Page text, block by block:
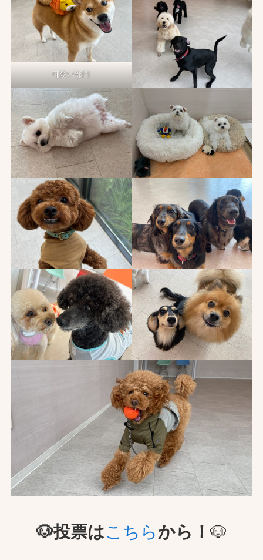
可愛い部門
🐶投票はこちらから！ 🐶